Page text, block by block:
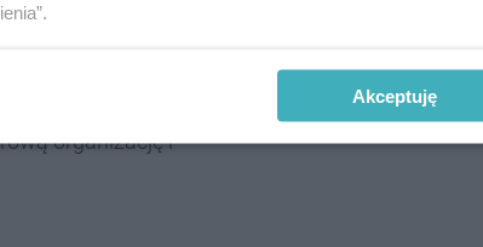
organizację i
Akceptuję